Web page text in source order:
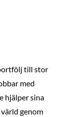
till stor
med
hjälper sina
genom